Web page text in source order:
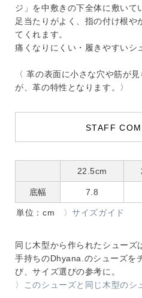
ジ」を中敷きの下全体に敷いて
足当たりがよく、指の付け根や
てくれます。
痛くなりにくい・履きやすいシ
〈 革の表面に小さな穴や筋が
が、革の特性となります。〉
STAFF
22.5cm
底幅 7.8
単位：cm 〉サイズガイド
同じ木型から作られたシューズ
手持ちのDhyana.のシューズを
び、サイズ選びの参考に。
〉このシューズと同じ木型のシ